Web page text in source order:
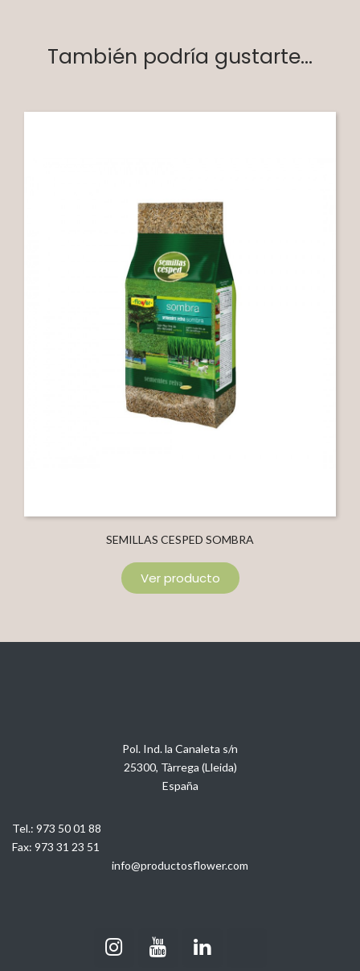
También podría gustarte...
SEMILLAS CESPED SOMBRA
Ver producto
Pol. Ind. la Canaleta s/n
25300, Tàrrega (Lleida)
España
Tel.: 973 50 01 88
Fax: 973 31 23 51
info@productosflower.com